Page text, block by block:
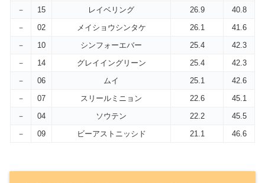
－
15 レイベリング 26.9
40.8
－
02 メイショウシンタケ 26.1
41.6
－
10 シンフォーエバー 25.4
42.3
－
14 グレイイングリーン 25.4
42.3
－
06 ムイ 25.1
42.6
－
07 スリールミニョン 22.6
45.1
－
04 ソウテン 22.2
45.5
－
09 ビーアストニッシド 21.1 46.6